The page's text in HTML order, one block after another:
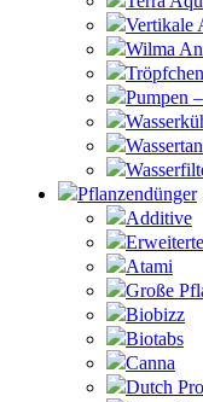
Vertikale
Wilma
Pumpen
Pflanzendünger
Additive
Atami
Große
Biobizz
Biotabs
Canna
Dutch Pro